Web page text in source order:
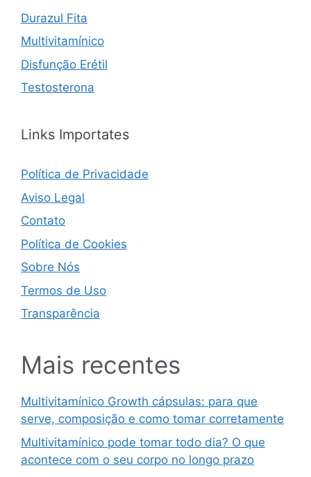
Durazul Fita
Multivitamínico
Disfunção Erétil
Testosterona
Links Importates
Política de Privacidade
Aviso Legal
Contato
Política de Cookies
Sobre Nós
Termos de Uso
Transparência
Mais recentes
Multivitamínico Growth cápsulas: para que
serve, composição e como tomar corretamente
Multivitamínico pode tomar todo dia? O que
acontece com o seu corpo no longo prazo